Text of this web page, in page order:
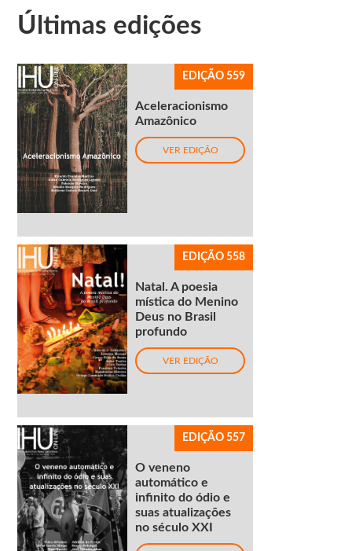
Últimas edições
EDIÇÃO 559
Aceleracionismo
Amazônico
VER EDIÇÃO
EDIÇÃO 558
Natal. A poesia
mística do Menino
Deus no Brasil
profundo
VER EDIÇÃO
EDIÇÃO 557
O veneno
automático e
infinito do ódio e
suas atualizações
no século XXI